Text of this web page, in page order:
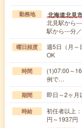
勤務地 北海道北見
北見駅から
駅から---分
曜日頻度
週5日（月～
OK
時間
(1)07:00～
例で…
期間 即日～2ヶ月
時給
初任者以上
円～1937